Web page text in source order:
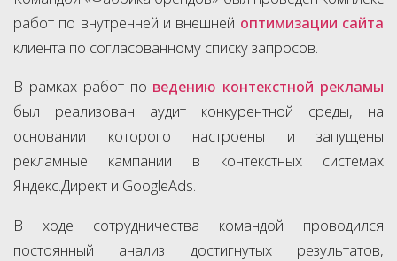
работ по внутренней и внешней оптимизации сайта
клиента по согласованному списку запросов.
В рамках работ по ведению контекстной рекламы
был реализован аудит конкурентной среды, на
основании которого настроены и запущены
рекламные кампании в контекстных системах
Яндекс.Директ и GoogleAds.
В ходе сотрудничества командой проводился
постоянный анализ достигнутых результатов,